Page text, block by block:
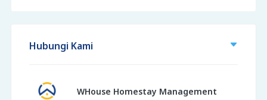
Hubungi Kami
WHouse Homestay Management